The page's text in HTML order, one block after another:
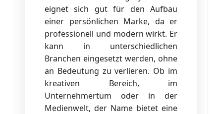
eignet sich gut für den Aufbau
einer persönlichen Marke, da er
professionell und modern wirkt. Er
kann in unterschiedlichen
Branchen eingesetzt werden, ohne
an Bedeutung zu verlieren. Ob im
kreativen Bereich, im
Unternehmertum oder in der
Medienwelt, der Name bietet eine